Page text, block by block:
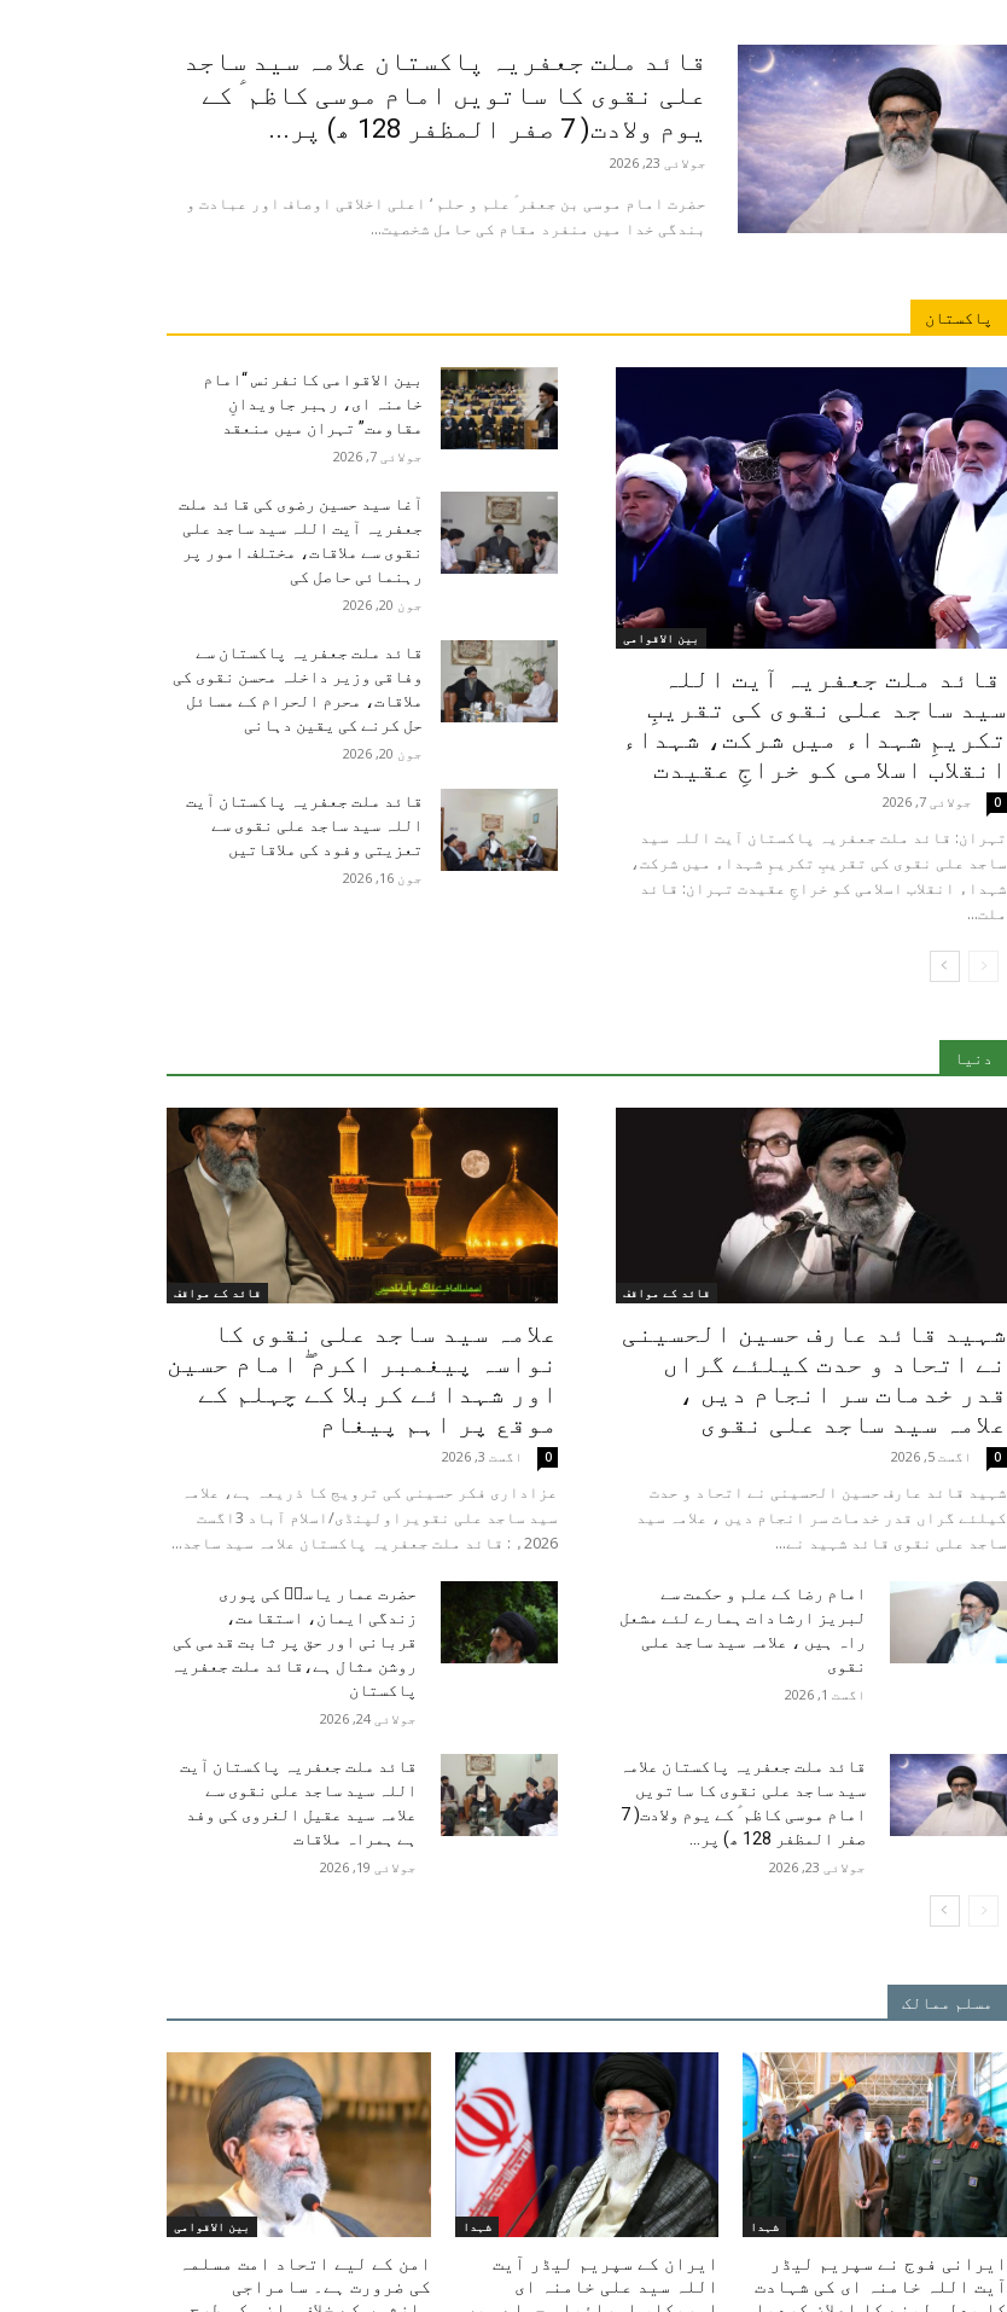
قائد ملت جعفریہ پاکستان علامہ سید ساجد
علی نقوی کا ساتویں امام موسی کاظم ؑ کے
یوم ولادت( 7 صفر المظفر 128 ھ) پر...
جولائی 23, 2026
حضرت امام موسی بن جعفر ؑ علم و حلم ‘ اعلی اخلاقی اوصاف اور عبادت و
بندگی خدا میں منفرد مقام کی حامل شخصیت...
پاکستان
بین الاقوامی
قائد ملت جعفریہ آیت اللہ
سید ساجد علی نقوی کی تقریبِ
تکریمِ شہداء میں شرکت، شہداء
انقلاب اسلامی کو خراجِ عقیدت
جولائی 7, 2026 0
تہران: قائد ملت جعفریہ پاکستان آیت اللہ سید
ساجد علی نقوی کی تقریبِ تکریمِ شہداء میں شرکت،
شہداء انقلاب اسلامی کو خراجِ عقیدت تہران: قائد
ملت...
بین الاقوامی کانفرنس “امام
خامنہ ای، رہبر جاویدانِ
مقاومت” تہران میں منعقد
جولائی 7, 2026
آغا سید حسین رضوی کی قائد ملت
جعفریہ آیت اللہ سید ساجد علی
نقوی سے ملاقات، مختلف امور پر
رہنمائی حاصل کی
جون 20, 2026
قائد ملت جعفریہ پاکستان سے
وفاقی وزیر داخلہ محسن نقوی کی
ملاقات، محرم الحرام کے مسائل
حل کرنے کی یقین دہانی
جون 20, 2026
قائد ملت جعفریہ پاکستان آیت
اللہ سید ساجد علی نقوی سے
تعزیتی وفود کی ملاقاتیں
جون 16, 2026
دنیا
قائد کے مواقف
شہید قائد عارف حسین الحسینی
نے اتحاد و حدت کیلئے گراں
قدر خدمات سر انجام دیں ،
علامہ سید ساجد علی نقوی
اگست 5, 2026 0
شہید قائد عارف حسین الحسینی نے اتحاد و حدت
کیلئے گراں قدر خدمات سر انجام دیں ، علامہ سید
ساجد علی نقوی قائد شہید نے...
قائد کے مواقف
علامہ سید ساجد علی نقوی کا
نواسہ پیغمبر اکرم ۖ امام حسین
اور شہدائے کربلا کے چہلم کے
موقع پر اہم پیغام
اگست 3, 2026 0
عزاداری فکر حسینی کی ترویج کا ذریعہ ہے، علامہ
سید ساجد علی نقویراولپنڈی/اسلام آباد 3اگست
2026ء : قائد ملت جعفریہ پاکستان علامہ سید ساجد...
امام رضا کے علم و حکمت سے
لبریز ارشادات ہمارے لئے مشعل
راہ ہیں ، علامہ سید ساجد علی
نقوی
اگست 1, 2026
حضرت عمار یاسرؑ کی پوری
زندگی ایمان، استقامت،
قربانی اور حق پر ثابت قدمی کی
روشن مثال ہے،قائد ملت جعفریہ
پاکستان
جولائی 24, 2026
قائد ملت جعفریہ پاکستان علامہ
سید ساجد علی نقوی کا ساتویں
امام موسی کاظم ؑ کے یوم ولادت( 7
صفر المظفر 128 ھ) پر...
جولائی 23, 2026
قائد ملت جعفریہ پاکستان آیت
اللہ سید ساجد علی نقوی سے
علامہ سید عقیل الغروی کی وفد
ہے ہمراہ ملاقات
جولائی 19, 2026
مسلم ممالک
︎شہدا
ایرانی فوج نے سپریم لیڈر
آیت اللہ خامنہ ای کی شہادت
︎شہدا
ایران کے سپریم لیڈر آیت
اللہ سید علی خامنہ ای
بین الاقوامی
امن کے لیے اتحاد امت مسلمہ
کی ضرورت ہے۔ سامراجی